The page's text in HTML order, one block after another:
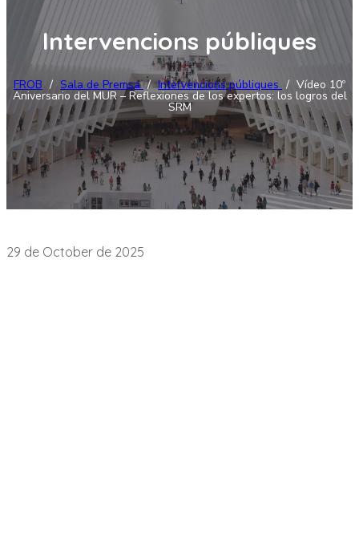
Intervencions públiques
FROB / Sala de Premsa / Intervencions públiques / Vídeo 10º
Aniversario del MUR – Reflexiones de los expertos: los logros del
SRM
29 de October de 2025